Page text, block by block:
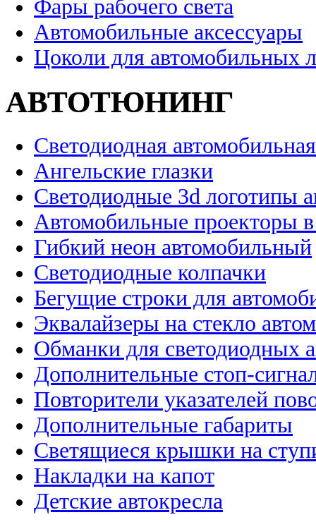
Фары рабочего света
Автомобильные аксессуары
Цоколи для автомобильных
АВТОТЮНИНГ
Светодиодная
Ангельские глазки
Светодиодные 3d логотипы
Автомобильные проекторы
Гибкий неон автомобильный
Светодиодные колпачки
Бегущие строки для
Эквалайзеры на стекло
Обманки для светодиодных
Дополнительные стоп-
Повторители указателей
Дополнительные габариты
Светящиеся крышки на
Накладки на капот
Детские автокресла